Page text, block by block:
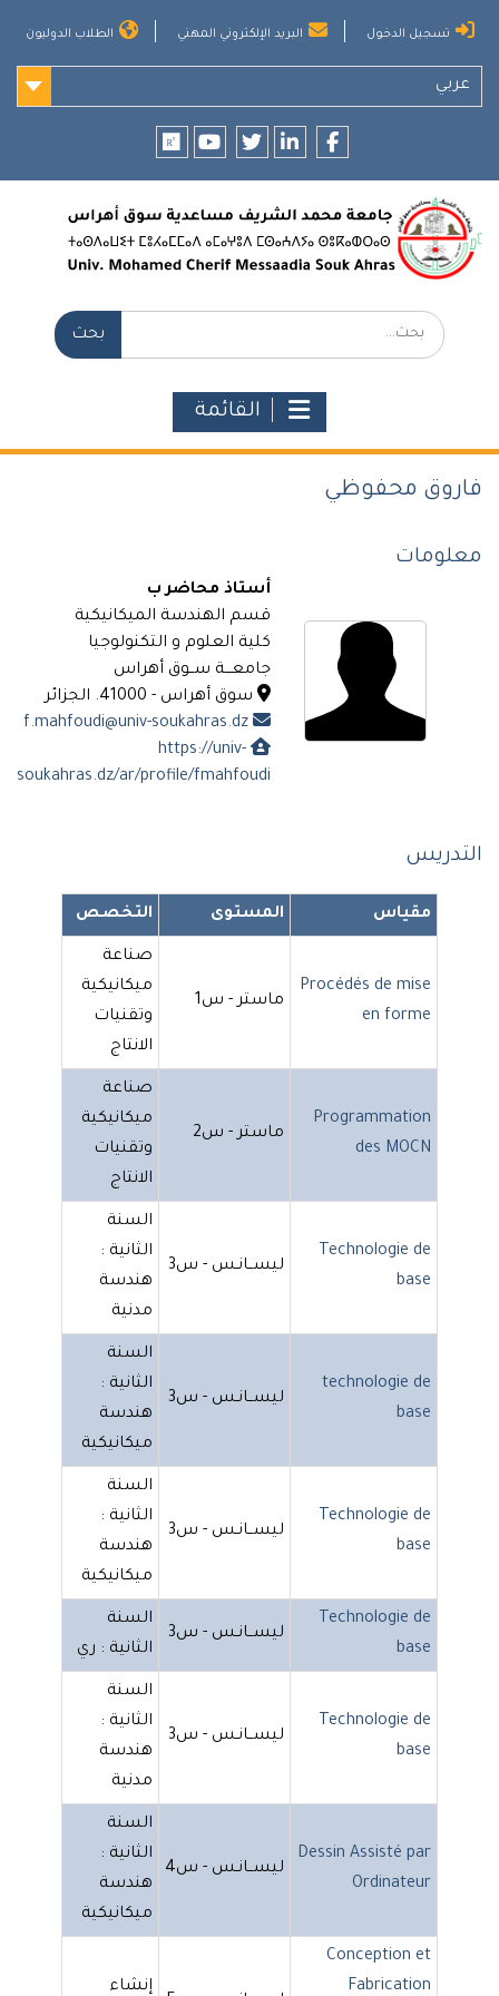
تسجيل الدخول البريد الإلكتروني المهني الطلاب الدوليون
عربي
بحث:
القائمة
فاروق محفوظي
معلومات
أستاذ محاضر ب
قسم الهندسة الميكانيكية
كلية العلوم و التكنولوجيا
جامعـــة ســوق أهراس
سوق أهراس - 41000. الجزائر
https://univ-
soukahras.dz/ar/profile/fmahfoudi
التدريس
مقياس المستوى التخصص
Procédés de mise
en forme
ماستر - س1
صناعة
ميكانيكية
وتقنيات
الانتاج
Programmation
des MOCN
ماستر - س2
صناعة
ميكانيكية
وتقنيات
الانتاج
Technologie de
base
ليســانـس - س3
السنة
الثانية :
هندسة
مدنية
technologie de
base
ليســانـس - س3
السنة
الثانية :
هندسة
ميكانيكية
Technologie de
base
ليســانـس - س3
السنة
الثانية :
هندسة
ميكانيكية
Technologie de
base
ليســانـس - س3
السنة
الثانية : ري
Technologie de
base
ليســانـس - س3
السنة
الثانية :
هندسة
مدنية
Dessin Assisté par
Ordinateur
ليســانـس - س4
السنة
الثانية :
هندسة
ميكانيكية
Conception et
Fabrication
إنشاء